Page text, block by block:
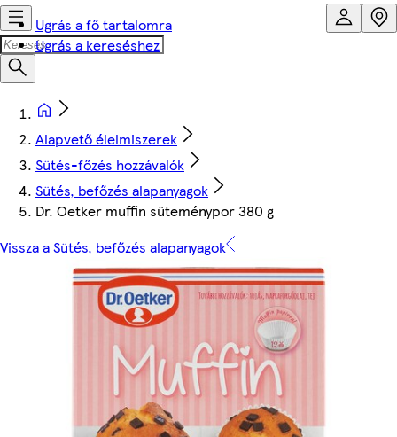
Ugrás a fő tartalomra
Ugrás a kereséshez
Alapvető élelmiszerek
Sütés-főzés hozzávalók
Sütés, befőzés alapanyagok
Dr. Oetker muffin süteménypor 380 g
Vissza a Sütés, befőzés alapanyagok